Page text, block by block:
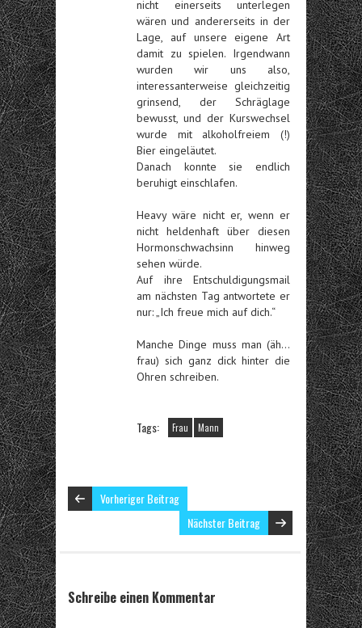
nicht einerseits unterlegen
wären und andererseits in der
Lage, auf unsere eigene Art
damit zu spielen. Irgendwann
wurden wir uns also,
interessanterweise gleichzeitig
grinsend, der Schräglage
bewusst, und der Kurswechsel
wurde mit alkoholfreiem (!)
Bier eingeläutet.
Danach konnte sie endlich
beruhigt einschlafen.
Heavy wäre nicht er, wenn er
nicht heldenhaft über diesen
Hormonschwachsinn hinweg
sehen würde.
Auf ihre Entschuldigungsmail
am nächsten Tag antwortete er
nur: „Ich freue mich auf dich.“
Manche Dinge muss man (äh…
frau) sich ganz dick hinter die
Ohren schreiben.
Tags: Frau Mann
Vorheriger Beitrag
Nächster Beitrag
Schreibe einen Kommentar